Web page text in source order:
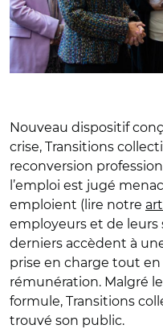
Nouveau dispositif
crise, Transitions
reconversion
l’emploi est jugé
emploient (lire notre
employeurs et de leurs
derniers accèdent à
prise en charge tout
rémunération. Malgré
formule, Transitions
trouvé son public.